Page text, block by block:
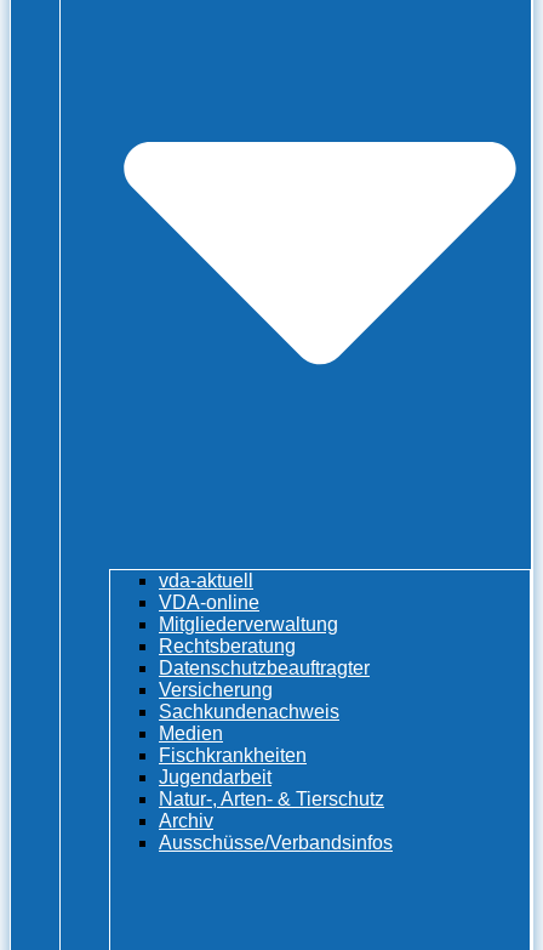
vda-aktuell
VDA-online
Mitgliederverwaltung
Rechtsberatung
Datenschutzbeauftragter
Versicherung
Sachkundenachweis
Medien
Fischkrankheiten
Jugendarbeit
Natur-, Arten- & Tierschutz
Archiv
Ausschüsse/Verbandsinfos